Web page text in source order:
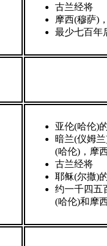
古兰经将
摩西(穆萨)
最少七百年
亚伦(哈伦)
暗兰(仪姆
(哈伦)，摩
古兰经将
耶稣(尔撒)
约一千四五
(哈伦)和摩